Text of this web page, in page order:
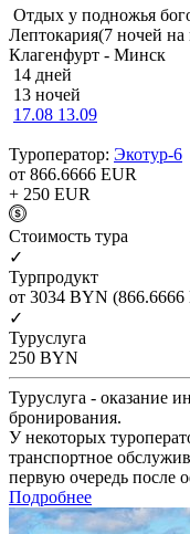
Отдых у подножья
Лептокария(7 ночей
Клагенфурт - Минск
14 дней
13 ночей
17.08 13.09
Туроператор: Экотур-6
от 866.6666 EUR
+ 250 EUR
Cтоимость тура
✓
Турпродукт
от 3034 BYN
✓
Туруслуга
250 BYN
Туруслуга - оказание
бронирования.
У некоторых
транспортное
первую очередь после
Подробнее